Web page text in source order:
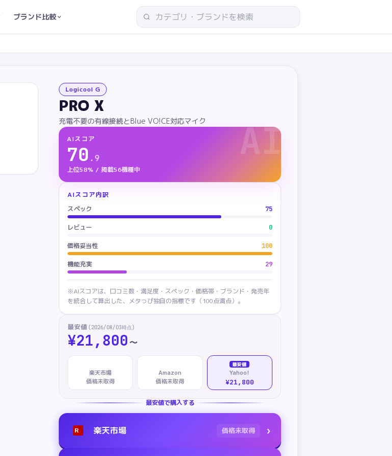
ブランド比較
Logicool G
PRO X
充電不要の有線接続とBlue VO!CE対応マイク AI
AIスコア
70 . 9
上位58% / 掲載56機種中
AIスコア内訳
スペック
75
レビュー 0
価格妥当性 100
機能充実 29
※AIスコアは、口コミ数・満足度・スペック・価格帯・ブランド・発売年
を統合して算出した、メタっぴ独自の指標です（100点満点）。
最安値 (2026/08/03時点)
¥21,800 〜
楽天市場
価格未取得
Amazon
価格未取得
最安値
Yahoo!
¥21,800
最安値で購入する
R 楽天市場 価格未取得 ›